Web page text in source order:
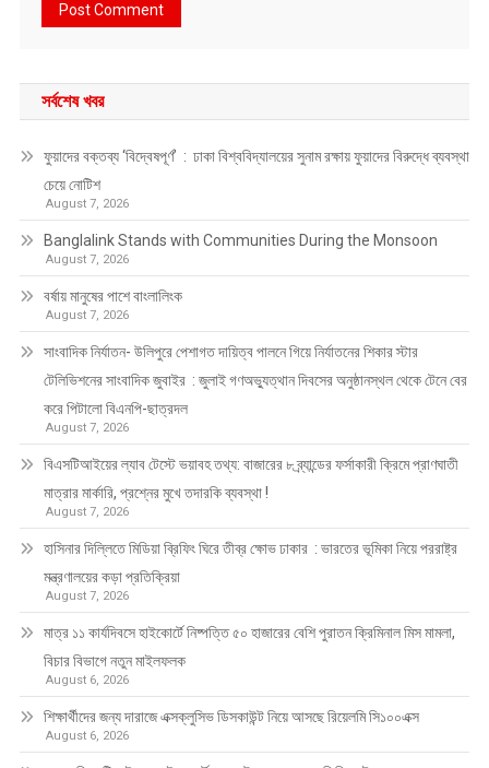
সর্বশেষ খবর
ফুয়াদের বক্তব্য ‘বিদ্বেষপূর্ণ’ : ঢাকা বিশ্ববিদ্যালয়ের সুনাম রক্ষায় ফুয়াদের বিরুদ্ধে ব্যবস্থা
চেয়ে নোটিশ
August 7, 2026
Banglalink Stands with Communities During the Monsoon
August 7, 2026
বর্ষায় মানুষের পাশে বাংলালিংক
August 7, 2026
সাংবাদিক নির্যাতন- উলিপুরে পেশাগত দায়িত্ব পালনে গিয়ে নির্যাতনের শিকার স্টার
টেলিভিশনের সাংবাদিক জুবাইর : জুলাই গণঅভ্যুত্থান দিবসের অনুষ্ঠানস্থল থেকে টেনে বের
করে পিটালো বিএনপি-ছাত্রদল
August 7, 2026
বিএসটিআইয়ের ল্যাব টেস্টে ভয়াবহ তথ্য: বাজারের ৮ ব্র্যান্ডের ফর্সাকারী ক্রিমে প্রাণঘাতী
মাত্রার মার্কারি, প্রশ্নের মুখে তদারকি ব্যবস্থা !
August 7, 2026
হাসিনার দিল্লিতে মিডিয়া ব্রিফিং ঘিরে তীব্র ক্ষোভ ঢাকার : ভারতের ভূমিকা নিয়ে পররাষ্ট্র
মন্ত্রণালয়ের কড়া প্রতিক্রিয়া
August 7, 2026
মাত্র ১১ কার্যদিবসে হাইকোর্টে নিষ্পত্তি ৫০ হাজারের বেশি পুরাতন ক্রিমিনাল মিস মামলা,
বিচার বিভাগে নতুন মাইলফলক
August 6, 2026
শিক্ষার্থীদের জন্য দারাজে এক্সক্লুসিভ ডিসকাউন্ট নিয়ে আসছে রিয়েলমি সি১০০এক্স
August 6, 2026